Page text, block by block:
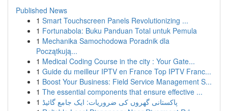
Published News
1 Smart Touchscreen Panels Revolutionizing ...
1 Fortunabola: Buku Panduan Total untuk Pemula
1 Mechanika Samochodowa Poradnik dla
Początkują...
1 Medical Coding Course in the city : Your Gate...
1 Guide du meilleur IPTV en France Top IPTV Franc...
1 Boost Your Business: Field Service Management S...
1 The essential components that ensure effective ...
1 پاکستانی گھروں کی ضروریات: ایک جامع گائیڈ